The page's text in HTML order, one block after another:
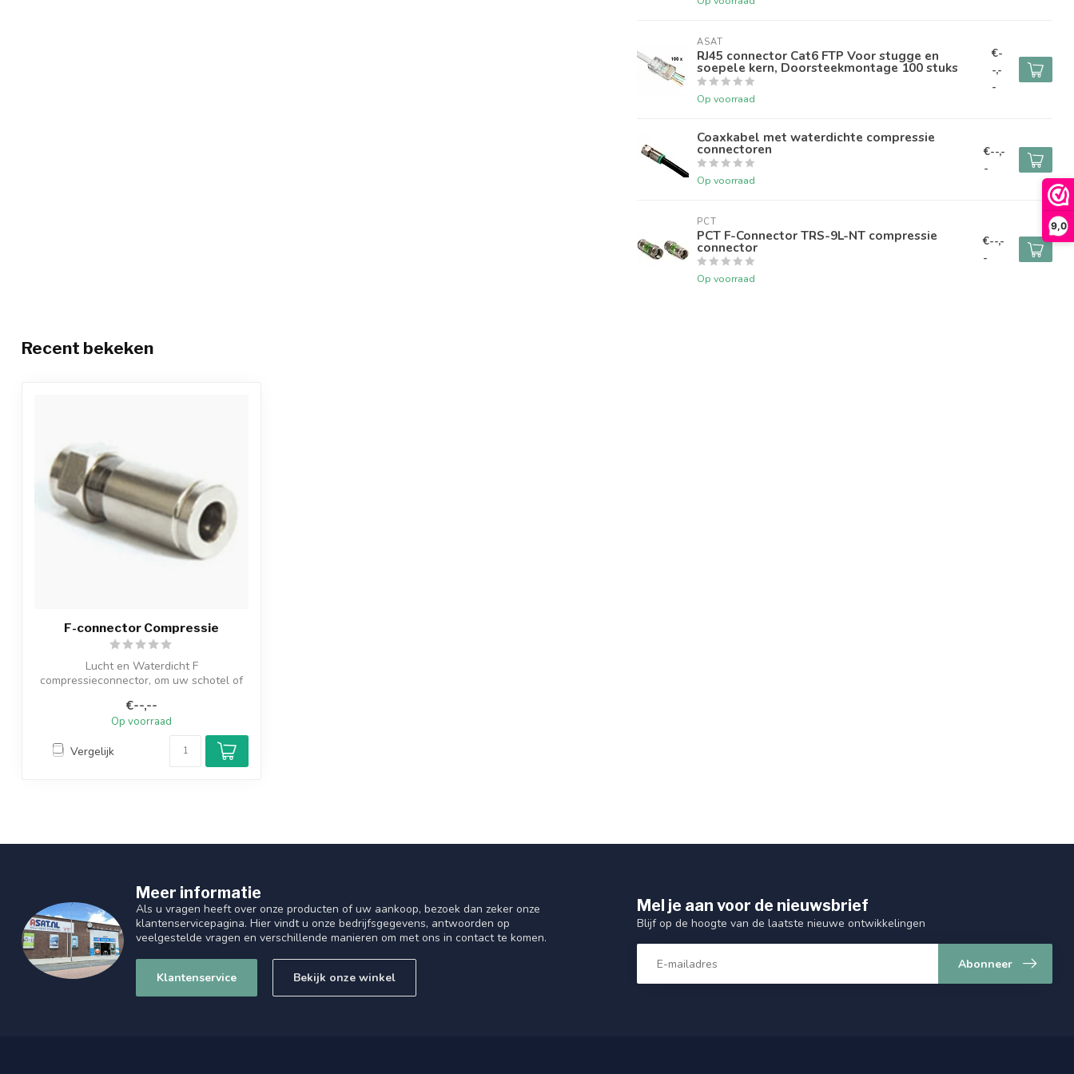
9,0
ASAT
RJ45 connector Cat6 FTP Voor stugge en
soepele kern, Doorsteekmontage 100 stuks
Op voorraad
€-
-,-
-
Coaxkabel met waterdichte compressie
connectoren
Op voorraad
€--,-
-
PCT
PCT F-Connector TRS-9L-NT compressie
connector
Op voorraad
€--,-
-
Recent bekeken
F-connector Compressie
Lucht en Waterdicht F
compressieconnector, om uw schotel of
€--,--
Op voorraad
Vergelijk
Meer informatie
Als u vragen heeft over onze producten of uw aankoop, bezoek dan zeker onze
klantenservicepagina. Hier vindt u onze bedrijfsgegevens, antwoorden op
veelgestelde vragen en verschillende manieren om met ons in contact te komen.
Klantenservice Bekijk onze winkel
Mel je aan voor de nieuwsbrief
Blijf op de hoogte van de laatste nieuwe ontwikkelingen
Abonneer